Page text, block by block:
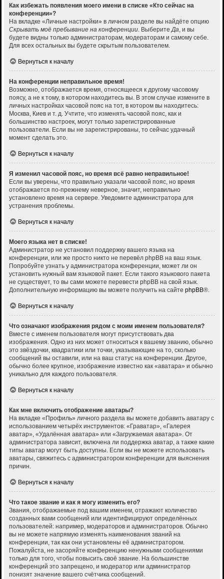
Как избежать появления моего имени в списке «Кто сейчас на
конференции»?
На вкладке «Личные настройки» в личном разделе вы найдёте опцию
Скрывать моё пребывание на конференции. ВыберитеДа, и вы
будете видны только администраторам, модераторам и самому себе.
Для всех остальных вы будете скрытым пользователем.
Вернуться к началу
На конференции неправильное время!
Возможно, отображается время, относящееся к другому часовому
поясу, а не к тому, в котором находитесь вы. В этом случае измените в
личных настройках часовой пояс на тот, в котором вы находитесь:
Москва, Киев и т. д. Учтите, что изменять часовой пояс, как и
большинство настроек, могут только зарегистрированные
пользователи. Если вы не зарегистрированы, то сейчас удачный
момент сделать это.
Вернуться к началу
Я изменил часовой пояс, но время всё равно неправильное!
Если вы уверены, что правильно указали часовой пояс, но время
отображается по-прежнему неверное, значит, неправильно
установлено время на сервере. Уведомите администратора для
устранения проблемы.
Вернуться к началу
Моего языка нет в списке!
Администратор не установил поддержку вашего языка на
конференции, или же просто никто не перевёл phpBB на ваш язык.
Попробуйте узнать у администратора конференции, может ли он
установить нужный вам языковой пакет. Если такого языкового пакета
не существует, то вы сами можете перевести phpBB на свой язык.
Дополнительную информацию вы можете получить на сайте phpBB®.
Вернуться к началу
Что означают изображения рядом с моим именем пользователя?
Вместе с именем пользователя могут присутствовать два
изображения. Одно из них может относиться к вашему званию, обычно
это звёздочки, квадратики или точки, указывающие на то, сколько
сообщений вы оставили, или на ваш статус на конференции. Другое,
обычно более крупное, изображение известно как «аватара» и обычно
уникально для каждого пользователя.
Вернуться к началу
Как мне включить отображение аватары?
На вкладке «Профиль» личного раздела вы можете добавить аватару с
использованием четырёх инструментов: «Граватар», «Галерея
аватар», «Удалённая аватара» или «Загружаемая аватара». От
администратора зависит, включена ли поддержка аватар, а также какие
типы аватар могут быть доступны. Если вы не можете использовать
аватары, свяжитесь с администратором конференции для выяснения
причин.
Вернуться к началу
Что такое звание и как я могу изменить его?
Звания, отображаемые под вашим именем, отражают количество
созданных вами сообщений или идентифицируют определённых
пользователей: например, модераторов и администраторов. Обычно
вы не можете напрямую изменять наименования званий на
конференции, так как они установлены её администратором.
Пожалуйста, не засоряйте конференцию ненужными сообщениями
только для того, чтобы повысить своё звание. На большинстве
конференций это запрещено, и модератор или администратор
понизят значение вашего счётчика сообщений.